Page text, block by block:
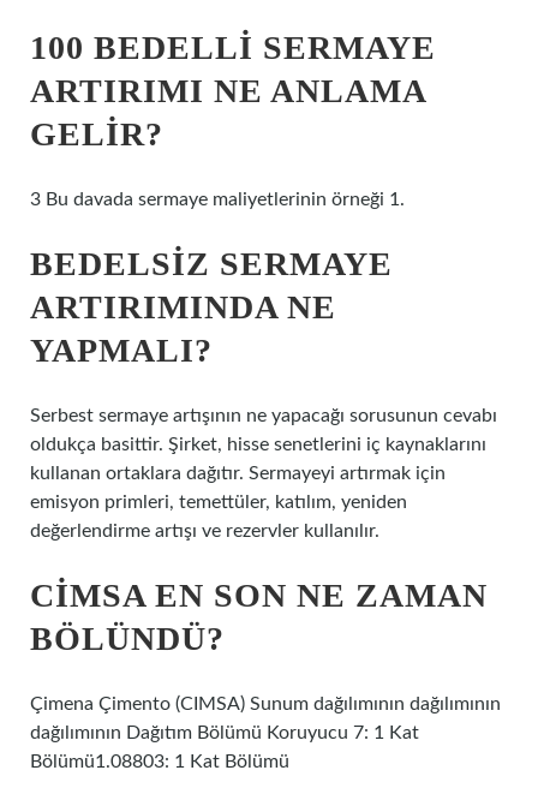
100 BEDELLI SERMAYE
ARTIRIMI NE ANLAMA
GELIR?
3 Bu davada sermaye maliyetlerinin örneği 1.
BEDELSIZ SERMAYE
ARTIRIMINDA NE
YAPMALI?
Serbest sermaye artışının ne yapacağı sorusunun cevabı
oldukça basittir. Şirket, hisse senetlerini iç kaynaklarını
kullanan ortaklara dağıtır. Sermayeyi artırmak için
emisyon primleri, temettüler, katılım, yeniden
değerlendirme artışı ve rezervler kullanılır.
CIMSA EN SON NE ZAMAN
BÖLÜNDÜ?
Çimena Çimento (CIMSA) Sunum dağılımının dağılımının
dağılımının Dağıtım Bölümü Koruyucu 7: 1 Kat
Bölümü1.08803: 1 Kat Bölümü